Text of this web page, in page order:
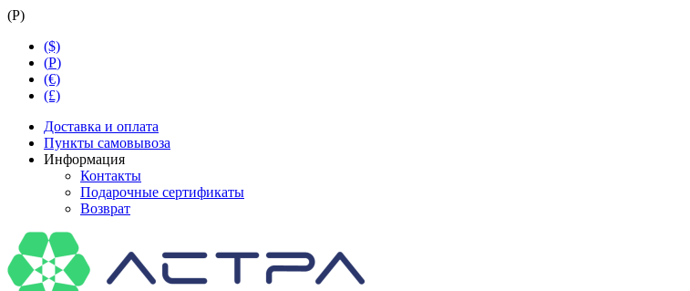
(Р)
($)
(Р)
(€)
(£)
Доставка и оплата
Пункты самовывоза
Информация
Контакты
Подарочные сертификаты
Возврат